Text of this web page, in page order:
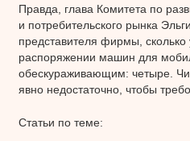
Правда, глава Комитета по
и потребительского рынка
представителя фирмы, сколько
распоряжении машин для
обескураживающим: четыре.
явно недостаточно, чтобы
Статьи по теме: